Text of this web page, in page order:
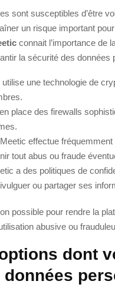
sont susceptibles d’être
un risque important
connait l’importance de
la sécurité des données
utilise une technologie de
place des firewalls
effectue
tout abus ou fraude
a des politiques de
ou partager ses
possible pour rendre la
abusive ou
dont